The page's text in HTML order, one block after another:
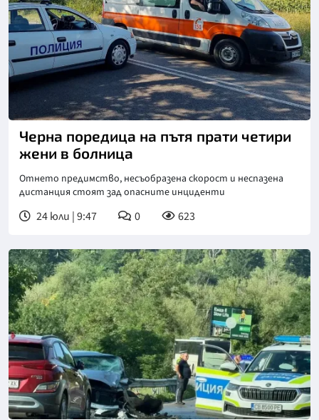
Снимка: БТА
Черна поредица на пътя прати четири
жени в болница
Отнето предимство, несъобразена скорост и неспазена
дистанция стоят зад опасните инциденти
24 юли | 9:47 0 623